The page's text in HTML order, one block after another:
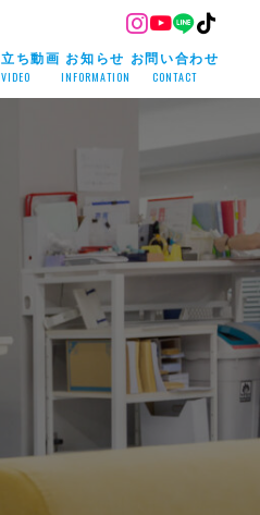
VIDEO
ち動画
INFORMATION
お知らせ
CONTACT
お問い合わせ